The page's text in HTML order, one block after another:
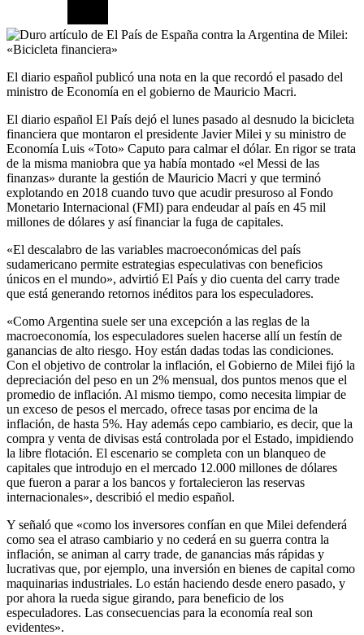
El diario español publicó una nota en la que recordó el pasado del
ministro de Economía en el gobierno de Mauricio Macri.
El diario español El País dejó el lunes pasado al desnudo la bicicleta
financiera que montaron el presidente Javier Milei y su ministro de
Economía Luis «Toto» Caputo para calmar el dólar. En rigor se trata
de la misma maniobra que ya había montado «el Messi de las
finanzas» durante la gestión de Mauricio Macri y que terminó
explotando en 2018 cuando tuvo que acudir presuroso al Fondo
Monetario Internacional (FMI) para endeudar al país en 45 mil
millones de dólares y así financiar la fuga de capitales.
«El descalabro de las variables macroeconómicas del país
sudamericano permite estrategias especulativas con beneficios
únicos en el mundo», advirtió El País y dio cuenta del carry trade
que está generando retornos inéditos para los especuladores.
«Como Argentina suele ser una excepción a las reglas de la
macroeconomía, los especuladores suelen hacerse allí un festín de
ganancias de alto riesgo. Hoy están dadas todas las condiciones.
Con el objetivo de controlar la inflación, el Gobierno de Milei fijó la
depreciación del peso en un 2% mensual, dos puntos menos que el
promedio de inflación. Al mismo tiempo, como necesita limpiar de
un exceso de pesos el mercado, ofrece tasas por encima de la
inflación, de hasta 5%. Hay además cepo cambiario, es decir, que la
compra y venta de divisas está controlada por el Estado, impidiendo
la libre flotación. El escenario se completa con un blanqueo de
capitales que introdujo en el mercado 12.000 millones de dólares
que fueron a parar a los bancos y fortalecieron las reservas
internacionales», describió el medio español.
Y señaló que «como los inversores confían en que Milei defenderá
como sea el atraso cambiario y no cederá en su guerra contra la
inflación, se animan al carry trade, de ganancias más rápidas y
lucrativas que, por ejemplo, una inversión en bienes de capital como
maquinarias industriales. Lo están haciendo desde enero pasado, y
por ahora la rueda sigue girando, para beneficio de los
especuladores. Las consecuencias para la economía real son
evidentes».